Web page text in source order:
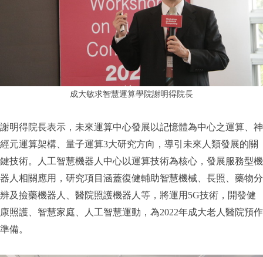
成大敏求智慧運算學院謝明得院長
謝明得院長表示，未來運算中心發展以記憶體為中心之運算、神
經元運算架構、量子運算3大研究方向，導引未來人類發展的關
鍵技術。人工智慧機器人中心以運算技術為核心，發展服務型機
器人相關應用，研究項目涵蓋復健輔助智慧機械、長照、藥物分
辨及撿藥機器人、醫院照護機器人等，將運用5G技術，開發健
康照護、智慧家庭、人工智慧運動，為2022年成大老人醫院預作
準備。